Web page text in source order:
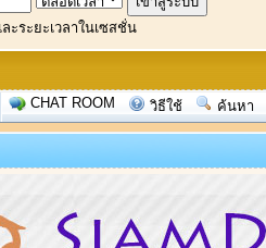
ะระยะเวลาในเซสชั่น
CHAT ROOM วิธีใช้ ค้นหา